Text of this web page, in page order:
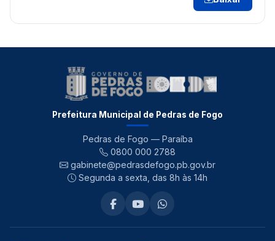
Prefeitura Municipal de Pedras de Fogo
Pedras de Fogo — Paraíba
0800 000 2788
gabinete@pedrasdefogo.pb.gov.br
Segunda a sexta, das 8h às 14h